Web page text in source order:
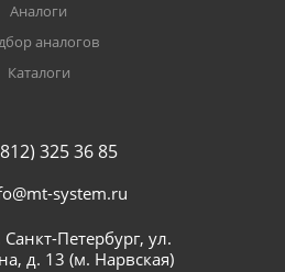
Аналоги
аналогов
Каталоги
325 36 85
system.ru
Петербург, ул.
д. 13 (м. Нарвская)